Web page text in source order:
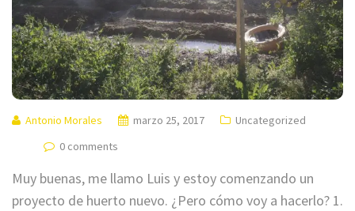
Antonio Morales marzo 25, 2017
Uncategorized
0 comments
Muy buenas, me llamo Luis y estoy comenzando un
proyecto de huerto nuevo. ¿Pero cómo voy a hacerlo? 1.